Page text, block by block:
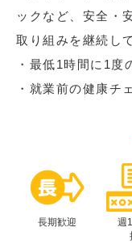
ックなど、安全・
取り組みを継続し
・最低1時間に1度
・就業前の健康
長期歓迎
週